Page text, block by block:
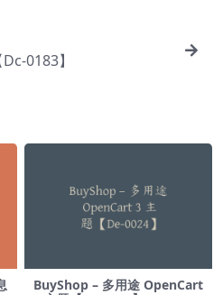
0183】
BuyShop – 多用途 OpenCart